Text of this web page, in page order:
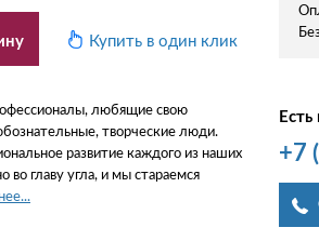
Купить в один клик
любящие свою
творческие люди.
развитие каждого из наших
во главу угла, и мы стараемся
+7